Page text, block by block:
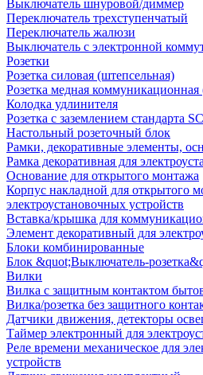
Выключатель шнуровой/диммер
Переключатель трехступенчатый
Переключатель жалюзи
Выключатель с электронной
Розетки
Розетка силовая (штепсельная)
Розетка медная коммуникационная
Колодка удлинителя
Розетка с заземлением стандарта
Настольный розеточный блок
Рамки, декоративные элементы,
Рамка декоративная для
Основание для открытого монтажа
Корпус накладной для открытого
электроустановочных устройств
Вставка/крышка для
Элемент декоративный для
Блоки комбинированные
Блок &quot;Выключатель-
Вилки
Вилка с защитным контактом
Вилка/розетка без защитного
Датчики движения, детекторы
Таймер электронный для
Реле времени механическое для
устройств